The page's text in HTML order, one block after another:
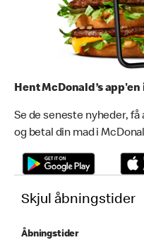
Hent McDonald’s app'en
Se de seneste nyheder,
og betal din mad i
Skjul åbningstider
Åbningstider